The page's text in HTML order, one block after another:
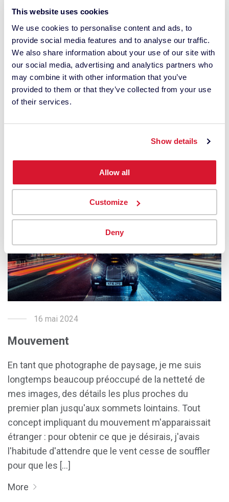
This website uses cookies
We use cookies to personalise content and ads, to
provide social media features and to analyse our traffic.
We also share information about your use of our site with
our social media, advertising and analytics partners who
may combine it with other information that you’ve
provided to them or that they’ve collected from your use
of their services.
Show details
Allow all
Customize
Deny
Firat Bagdu sur la photographie de mariage : capturer
le plus beau jour de la vie d’une personne Notre
Friend with Vision Firat Bagdu est un photographe
professionnel d’origine kurde qui vit à Cologne. Il est
connu pour ses images puissantes et raffinées,
caractérisées par des couleurs vives, des formes et
des lignes claires et [...]
More
16 mai 2024
Mouvement
En tant que photographe de paysage, je me suis
longtemps beaucoup préoccupé de la netteté de
mes images, des détails les plus proches du
premier plan jusqu'aux sommets lointains. Tout
concept impliquant du mouvement m'apparaissait
étranger : pour obtenir ce que je désirais, j'avais
l'habitude d'attendre que le vent cesse de souffler
pour que les [...]
More